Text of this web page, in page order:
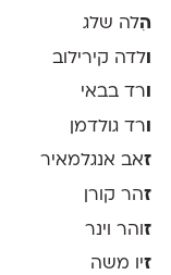
הִלה שלג
לדה קירילוב
ורד בבאי
רד גולדמן
זאב אנגלמאיר
זהר קורן
זוהר וינר
זיו משה